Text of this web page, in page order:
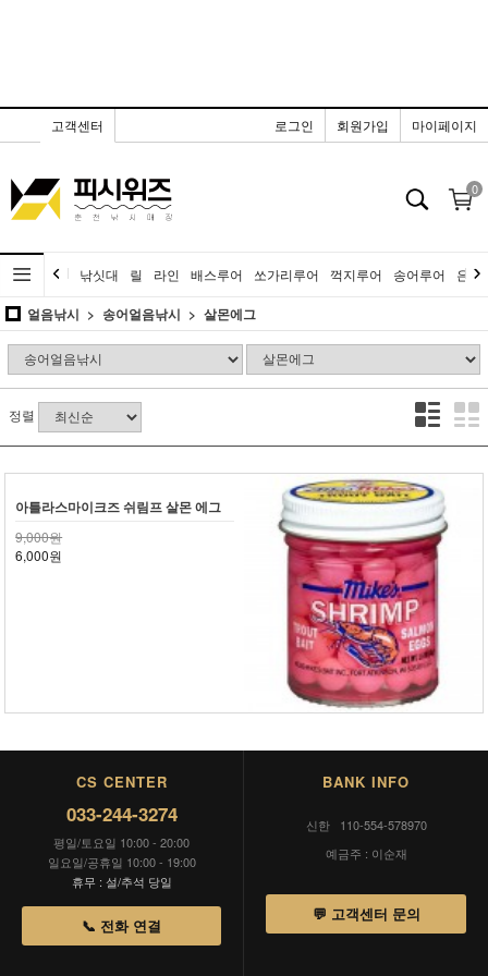
고객센터 로그인 회원가입 마이페이지
0
낚싯대 릴 라인 배스루어 쏘가리루어 꺽지루어 송어루어 은어
얼음낚시 송어얼음낚시 살몬에그
정렬
아틀라스마이크즈 쉬림프 살몬 에그
9,000원
6,000원
CS CENTER
033-244-3274
평일/토요일 10:00 - 20:00
일요일/공휴일 10:00 - 19:00
휴무 : 설/추석 당일
📞 전화 연결
BANK INFO
신한 110-554-578970
예금주 : 이순재
💬 고객센터 문의